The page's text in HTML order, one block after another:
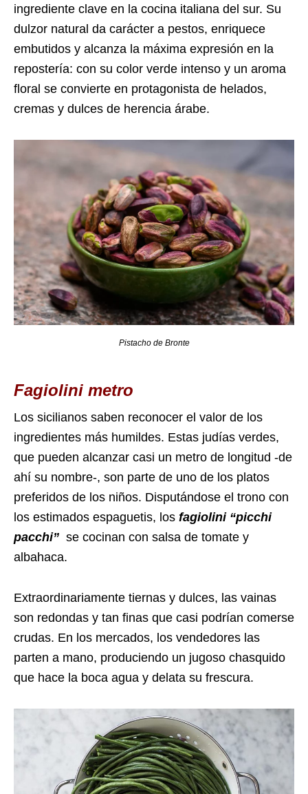
ingrediente clave en la cocina italiana del sur. Su
dulzor natural da carácter a pestos, enriquece
embutidos y alcanza la máxima expresión en la
repostería: con su color verde intenso y un aroma
floral se convierte en protagonista de helados,
cremas y dulces de herencia árabe.
Pistacho de Bronte
Fagiolini metro
Los sicilianos saben reconocer el valor de los
ingredientes más humildes. Estas judías verdes,
que pueden alcanzar casi un metro de longitud -de
ahí su nombre-, son parte de uno de los platos
preferidos de los niños. Disputándose el trono con
los estimados espaguetis, los fagiolini “picchi
pacchi” se cocinan con salsa de tomate y
albahaca.
Extraordinariamente tiernas y dulces, las vainas
son redondas y tan finas que casi podrían comerse
crudas. En los mercados, los vendedores las
parten a mano, produciendo un jugoso chasquido
que hace la boca agua y delata su frescura.